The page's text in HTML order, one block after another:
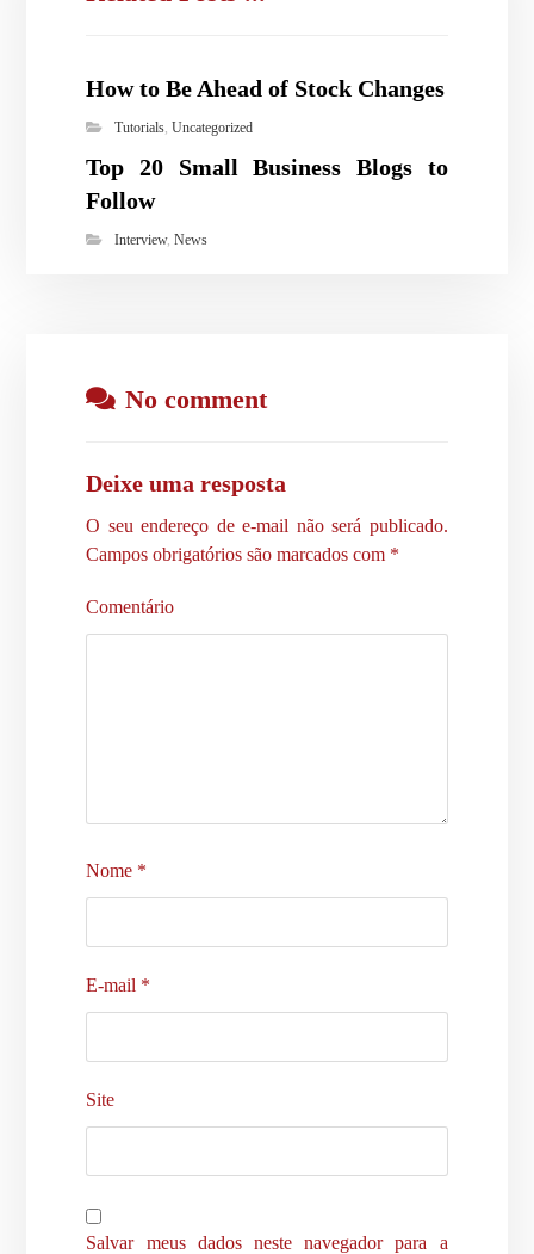
How to Be Ahead of Stock Changes
Tutorials,Uncategorized
Top 20 Small Business Blogs to
Follow
Interview,News
No comment
Deixe uma resposta
O seu endereço de e-mail não será publicado.
Campos obrigatórios são marcados com *
Comentário
Nome *
E-mail *
Site
Salvar meus dados neste navegador para a